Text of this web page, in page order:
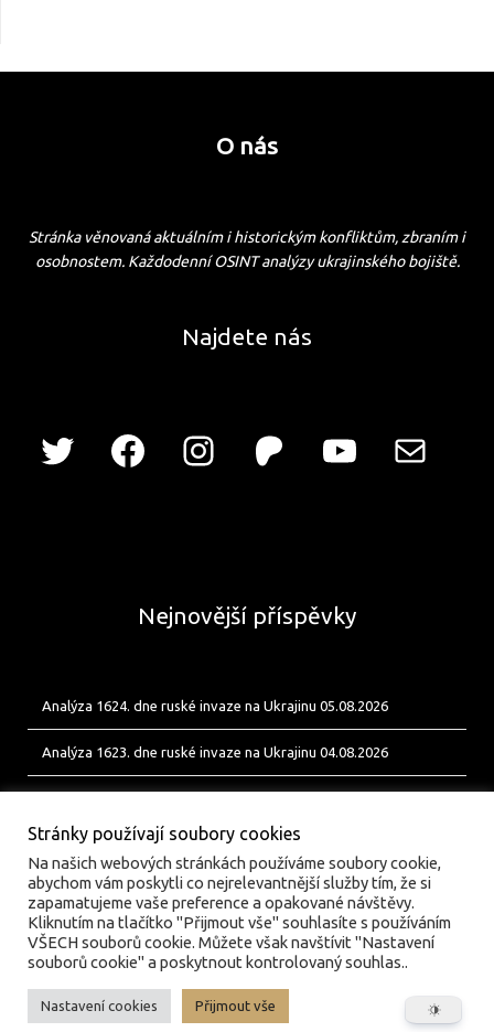
O nás
Stránka věnovaná aktuálním i historickým konfliktům, zbraním i
osobnostem. Každodenní OSINT analýzy ukrajinského bojiště.
Najdete nás
Nejnovější příspěvky
Analýza 1624. dne ruské invaze na Ukrajinu 05.08.2026
Analýza 1623. dne ruské invaze na Ukrajinu 04.08.2026
© valka.online | Vydavatel: Jan Tofl, Plzeň | ISSN 3029-
6420
Stránky používají soubory cookies
Na našich webových stránkách používáme soubory cookie,
abychom vám poskytli co nejrelevantnější služby tím, že si
zapamatujeme vaše preference a opakované návštěvy.
Kliknutím na tlačítko "Přijmout vše" souhlasíte s používáním
VŠECH souborů cookie. Můžete však navštívit "Nastavení
souborů cookie" a poskytnout kontrolovaný souhlas..
Nastavení cookies Přijmout vše